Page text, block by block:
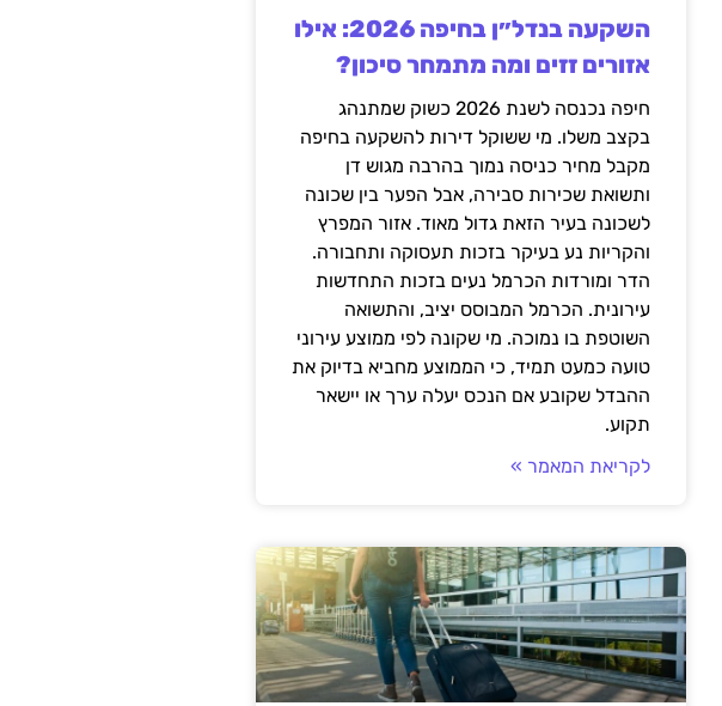
השקעה בנדל״ן בחיפה 2026: אילו
אזורים זזים ומה מתמחר סיכון?
חיפה נכנסה לשנת 2026 כשוק שמתנהג
בקצב משלו. מי ששוקל דירות להשקעה בחיפה
מקבל מחיר כניסה נמוך בהרבה מגוש דן
ותשואת שכירות סבירה, אבל הפער בין שכונה
לשכונה בעיר הזאת גדול מאוד. אזור המפרץ
והקריות נע בעיקר בזכות תעסוקה ותחבורה.
הדר ומורדות הכרמל נעים בזכות התחדשות
עירונית. הכרמל המבוסס יציב, והתשואה
השוטפת בו נמוכה. מי שקונה לפי ממוצע עירוני
טועה כמעט תמיד, כי הממוצע מחביא בדיוק את
ההבדל שקובע אם הנכס יעלה ערך או יישאר
תקוע.
לקריאת המאמר »